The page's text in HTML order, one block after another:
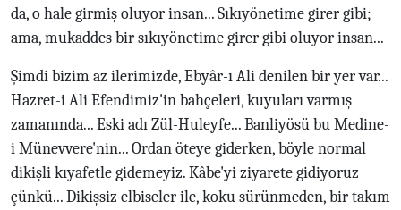
da, o hale girmiş oluyor insan... Sıkıyönetime girer gibi;
ama, mukaddes bir sıkıyönetime girer gibi oluyor insan...
Şimdi bizim az ilerimizde, Ebyâr-ı Ali denilen bir yer var...
Hazret-i Ali Efendimiz'in bahçeleri, kuyuları varmış
zamanında... Eski adı Zül-Huleyfe... Banliyösü bu Medine-
i Münevvere'nin... Ordan öteye giderken, böyle normal
dikişli kıyafetle gidemeyiz. Kâbe'yi ziyarete gidiyoruz
çünkü... Dikişsiz elbiseler ile, koku sürünmeden, bir takım